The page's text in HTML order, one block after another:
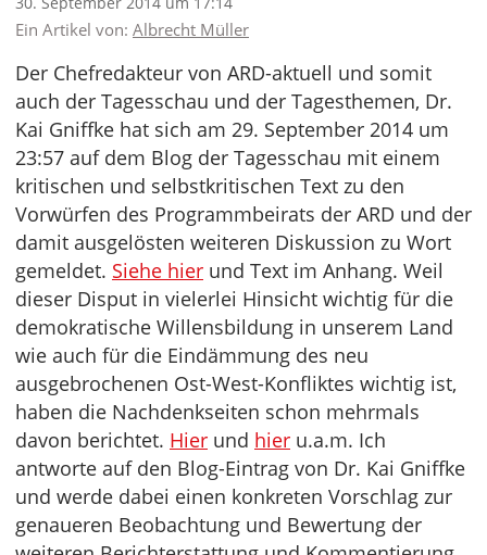
Ein Artikel von: Albrecht Müller
Der Chefredakteur von ARD-aktuell und somit
auch der Tagesschau und der Tagesthemen, Dr.
Kai Gniffke hat sich am 29. September 2014 um
23:57 auf dem Blog der Tagesschau mit einem
kritischen und selbstkritischen Text zu den
Vorwürfen des Programmbeirats der ARD und der
damit ausgelösten weiteren Diskussion zu Wort
gemeldet. Siehe hier und Text im Anhang. Weil
dieser Disput in vielerlei Hinsicht wichtig für die
demokratische Willensbildung in unserem Land
wie auch für die Eindämmung des neu
ausgebrochenen Ost-West-Konfliktes wichtig ist,
haben die Nachdenkseiten schon mehrmals
davon berichtet. Hier und hier u.a.m. Ich
antworte auf den Blog-Eintrag von Dr. Kai Gniffke
und werde dabei einen konkreten Vorschlag zur
genaueren Beobachtung und Bewertung der